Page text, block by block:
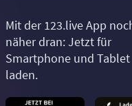
Mit der 123.live App
näher dran: Jetzt für
Smartphone und Tablet
laden.